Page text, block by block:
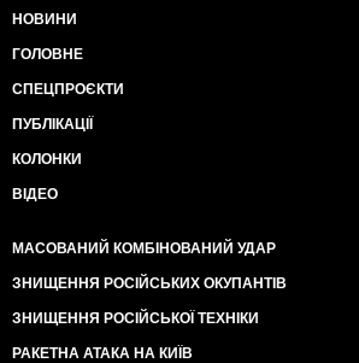
НОВИНИ
ГОЛОВНЕ
СПЕЦПРОЄКТИ
ПУБЛІКАЦІЇ
КОЛОНКИ
ВІДЕО
МАСОВАНИЙ КОМБІНОВАНИЙ УДАР
ЗНИЩЕННЯ РОСІЙСЬКИХ ОКУПАНТІВ
ЗНИЩЕННЯ РОСІЙСЬКОЇ ТЕХНІКИ
РАКЕТНА АТАКА НА КИЇВ